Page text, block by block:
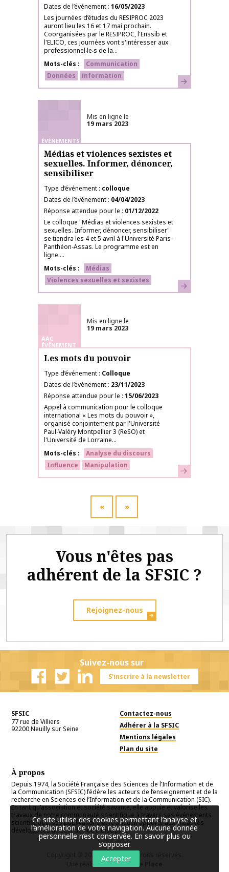
Dates de l’événement 16/05/2023
Les journées d’études du RESIPROC 2023
auront lieu les 16 et 17 mai prochain.
Coorganisées par le RESIPROC, l'Enssib et
l'ELICO, ces journées vont s'intéresser aux
professionnel‧le‧s de la...
Mots-clés
Communication
Données
information En savoir plus
ÉVÉNEMENTS
Mis en ligne le
19 mars 2023
Médias et violences sexistes et
sexuelles. Informer, dénoncer,
sensibiliser
Type d’événement colloque
Dates de l’événement 04/04/2023
Réponse attendue pour le
01/12/2022
Le colloque "Médias et violences sexistes et
sexuelles. Informer, dénoncer, sensibiliser"
se tiendra les 4 et 5 avril à l'Université Paris-
Panthéon-Assas. Le programme est en
ligne....
Mots-clés
Médias
Violences sexuelles et sexistes
En savoir plus
AAC
ÉVÉNEMENT
Mis en ligne le
19 mars 2023
Les mots du pouvoir
Type d’événement Colloque
Dates de l’événement 23/11/2023
Réponse attendue pour le 15/06/2023
Appel à communication pour le colloque
international « Les mots du pouvoir »,
organisé conjointement par l'Université
Paul-Valéry Montpellier 3 (ReSO) et
l'Université de Lorraine...
Mots-clés
Analyse du discours
Influence
Manipulation En savoir plus
« »
Vous n'êtes pas
adhérent de la SFSIC ?
Rejoignez-nous
Suivez-nous sur
S'inscrire à la newsletter
SFSIC
77 rue de Villiers
92200Neuilly sur Seine
Contactez-nous
Adhérer à la SFSIC
Mentions légales
Plan du site
À propos
Depuis 1974, la Société Française des Sciences de l’Information et de
la Communication (SFSIC) fédère les acteurs de l’enseignement et de la
recherche en Sciences de l’Information et de la Communication (SIC).
En tant qu’association et société savante, elle appuie et valorise les
travaux de notre communauté scientifique à travers ses événements
scientifiques, ses publications et le soutien apporté aux initiatives
développées au sein de notre discipline.
SFSIC
. Tous droits réservés.
Une réalisationPremière Place
Ce site utilise des cookies permettant l’analyse et
l’amélioration de votre navigation. Aucune donnée
personnelle n’est conservée. En savoir plus ou
s’opposer.
Accepter